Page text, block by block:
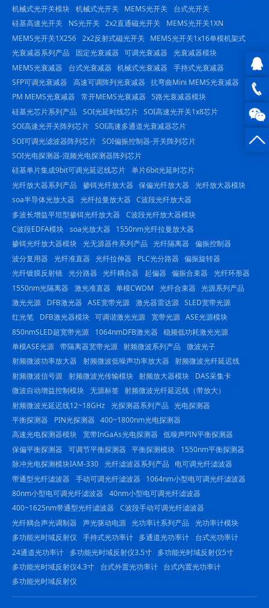
QQ在
线咨
0816
机械式光开关模块 机械式光开关 MEMS光开关
台式光开关
硅基高速光开关
NS光开关 2x2直通磁光开关
MEMS光开关1XN
MEMS光开关1X256 2x2反射式磁光开关
MEMS光开关1x16单模机架式
光衰减器系列产品
固定光衰减器 可调光衰减器
光衰减器模块
MEMS光衰减器
台式光衰减器 机械式光衰减器
手持式光衰减器
SFP可调光衰减器
高速可调阵列光衰减器 抗弯曲Mini MEMS光衰减器
PM MEMS光衰减器
常开MEMS光衰减器 5路光衰减器模块
硅基光芯片系列产品
SOI光延时线芯片 SOI高速光开关1x8芯片
SOI高速光开关阵列芯片 SOI高速多通道光衰减器芯片
SOI可调光滤波器阵列芯片 SOI偏振控制器-开关阵列芯片
SOI光电探测器-混频光电探测器阵列芯片
硅基单片集成9bit可调光延迟线芯片 单片6bit光延时芯片
光纤放大器系列产品
掺铒光纤放大器 保偏光纤放大器
光纤放大器模块
soa半导体光放大器
光纤拉曼放大器 C波段光纤放大器
多波长增益平坦型掺铒光纤放大器
C波段光纤放大器模块
C波段EDFA模块 soa光放大器
1550nm光纤拉曼放大器
掺铒光纤放大器模块 光无源器件系列产品 光纤隔离器
偏振控制器
波分复用器
光纤准直器 光纤拉伸器 PLC光分路器
偏振旋转器
光纤镀膜反射镜 光分路器 光纤耦合器 起偏器 偏振合束器
光纤环形器
1550nm光隔离器
激光准直器 单模CWDM 光纤合束器
光源系列产品
激光光源
DFB激光器 ASE宽带光源 激光器雷达源 SLED宽带光源
红光笔
DFB激光器模块 可调谐激光光源 宽带光源 ASE光源模块
850nmSLED超宽带光源
1064nmDFB激光器 稳频低功耗激光光源
单模ASE光源 带隔离器宽带光源 射频微波系列产品
微波光子
射频微波功率放大器
射频微波低噪声功率放大器 射频微波光纤延迟线
射频微波信号源 射频微波光传输模块 射频放大器模块
DAS采集卡
微波自动增益控制模块 无源标签 射频微波光纤延迟线（带放大）
射频微波光延迟线12~18GHz 光探测器系列产品 光电探测器
平衡探测器
PIN光探测器 400~1800nm光电探测器
高速光电探测器模块
宽带InGaAs光电探测器 低噪声PIN平衡探测器
保偏平衡探测器
可调节平衡探测器 平衡探测模块
1550nm平衡探测器
脉冲光电探测模块IAM-330 光纤滤波器系列产品
电可调光纤滤波器
带通型光纤滤波器
手动可调光纤滤波器
1064nm小型电可调光纤滤波器
80nm小型电可调光纤滤波器
40nm小型电可调光纤滤波器
400~1625nm带通型光纤滤波器
C波段手动可调光纤滤波器
光纤耦合声光调制器
声光驱动电源 光功率计系列产品
光功率计模块
多功能光时域反射仪
手持式光功率计 多通道光功率计
台式光功率计
24通道光功率计
多功能光时域反射仪3.5寸
多功能光时域反射仪5寸
多功能光时域反射仪4.3寸
台式外置光功率计
台式内置光功率计
多功能光时域反射仪